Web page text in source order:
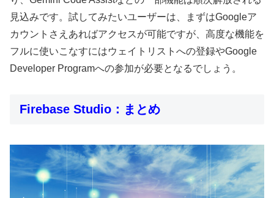
見込みです。試してみたいユーザーは、まずはGoogleア
カウントさえあればアクセスが可能ですが、高度な機能を
フルに使いこなすにはウェイトリストへの登録やGoogle
Developer Programへの参加が必要となるでしょう。
Firebase Studio：まとめ